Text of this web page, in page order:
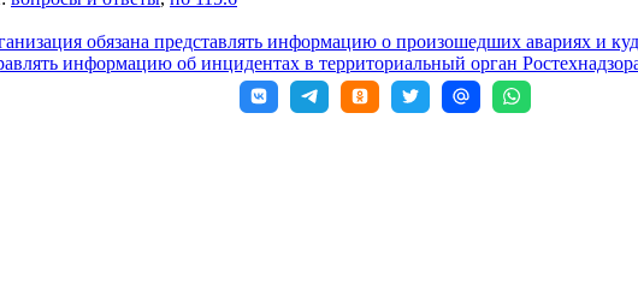
обязана представлять информацию о произошедших авариях и
информацию об инцидентах в территориальный орган